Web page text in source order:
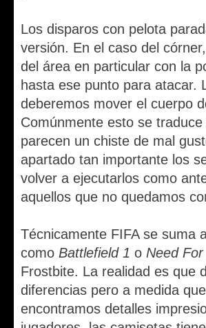
Los disparos con pelota
versión. En el caso del
del área en particular con la
hasta ese punto para atacar.
deberemos mover el cuerpo
Comúnmente esto se
parecen un chiste de mal
apartado tan importante los
volver a ejecutarlos como
aquellos que no quedamos
Técnicamente FIFA se suma
como Battlefield 1 o Need
Frostbite. La realidad es que
diferencias pero a medida
encontramos detalles